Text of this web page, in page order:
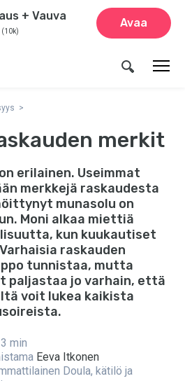
+ Vauva
(10k)
Avaa
merkit
erilainen. Useimmat
merkkejä raskaudesta
munasolu on
Moni alkaa miettiä
kun kuukautiset
raskauden
tunnistaa, mutta
paljastaa jo varhain, että
voit lukea kaikista
min
Eeva Itkonen
Doula, kätilö ja